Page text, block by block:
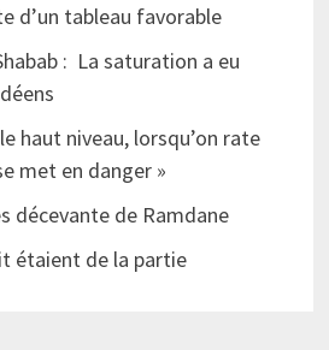
d’un tableau favorable
: La saturation a eu
haut niveau, lorsqu’on rate
met en danger »
décevante de Ramdane
étaient de la partie